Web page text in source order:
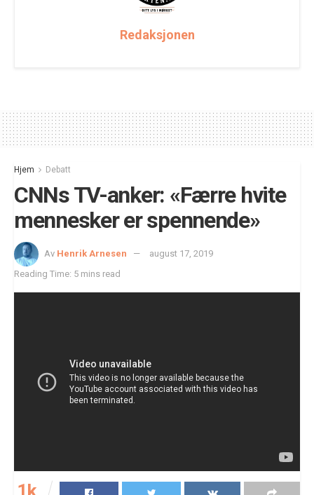
Redaksjonen
Hjem Debatt
CNNs TV-anker: «Færre hvite
mennesker er spennende»
Av Henrik Arnesen
august 17, 2019
Reading Time: 5 mins read
1k